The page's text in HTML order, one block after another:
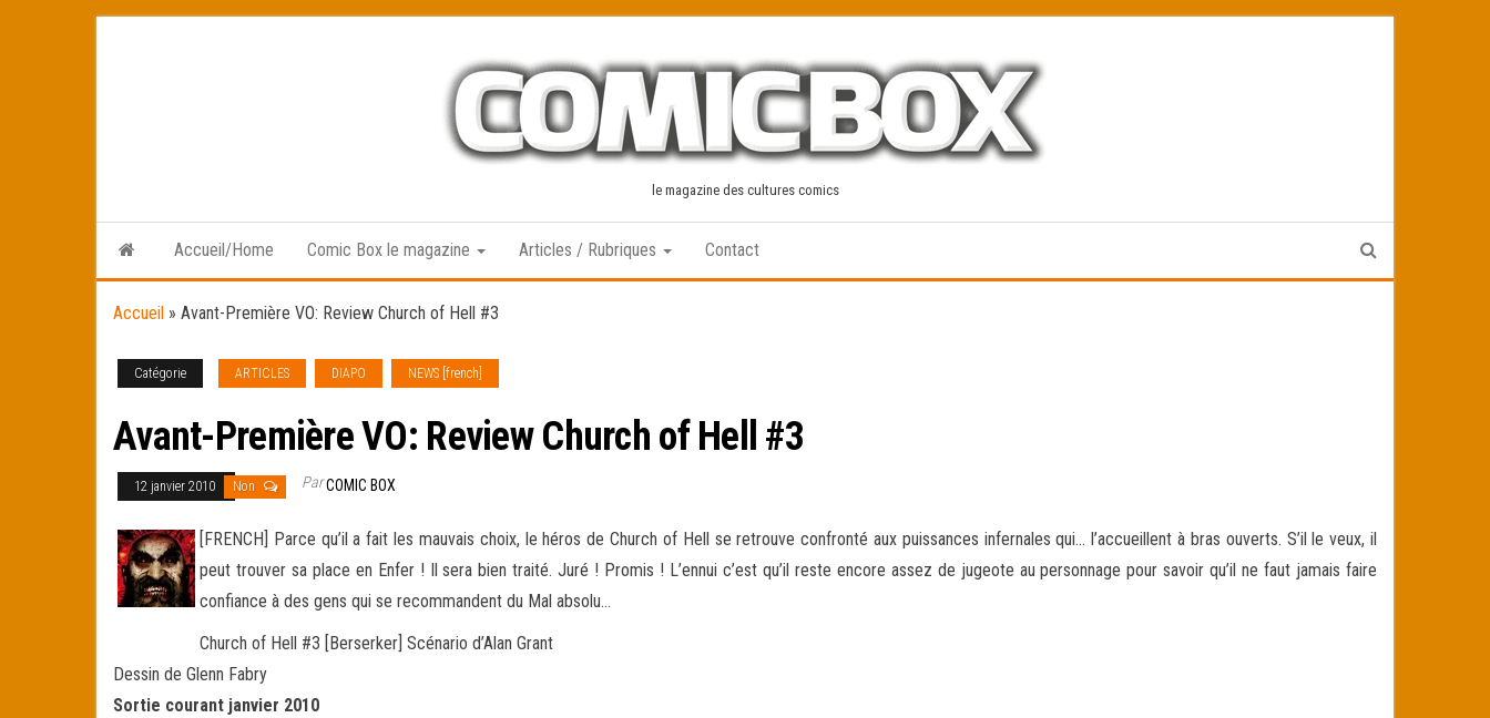
le magazine des cultures comics
Accueil/Home Comic Box le magazine Articles / Rubriques Contact
Accueil » Avant-Première VO: Review Church of Hell #3
Catégorie ARTICLES DIAPO NEWS [french]
Avant-Première VO: Review Church of Hell #3
12 janvier 2010 Non ParCOMIC BOX
[FRENCH] Parce qu’il a fait les mauvais choix, le héros de Church of Hell se retrouve confronté aux puissances infernales qui… l’accueillent à bras ouverts. S’il le veux, il
peut trouver sa place en Enfer ! Il sera bien traité. Juré ! Promis ! L’ennui c’est qu’il reste encore assez de jugeote au personnage pour savoir qu’il ne faut jamais faire
confiance à des gens qui se recommandent du Mal absolu…
Church of Hell #3 [Berserker] Scénario d’Alan Grant
Dessin de Glenn Fabry
Sortie courant janvier 2010